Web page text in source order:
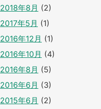
2018年8月 (2)
2017年5月 (1)
2016年12月 (1)
2016年10月 (4)
2016年8月 (5)
2016年6月 (3)
2015年6月 (2)